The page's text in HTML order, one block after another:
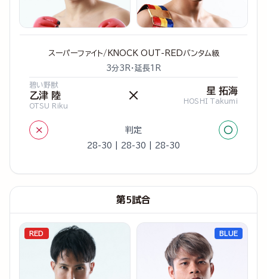
スーパーファイト/KNOCK OUT-REDバンタム級
3分3R・延長1R
碧い野獣
乙津 陸
OTSU Riku
× 星 拓海
HOSHI Takumi
× 判定 ○
28-30 | 28-30 | 28-30
第5試合
RED BLUE